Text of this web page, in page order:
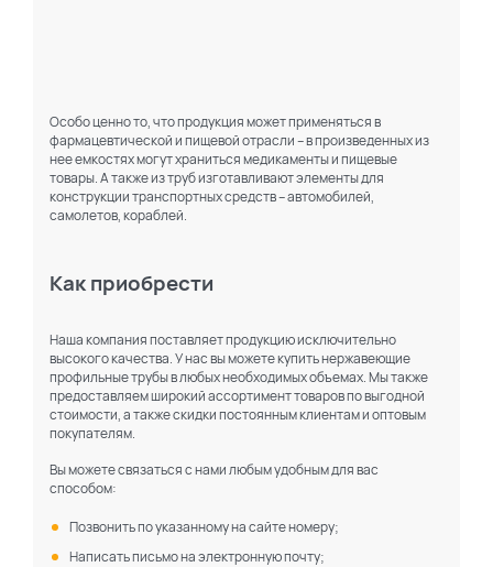
Особо ценно то, что продукция может применяться в
фармацевтической и пищевой отрасли – в произведенных из
нее емкостях могут храниться медикаменты и пищевые
товары. А также из труб изготавливают элементы для
конструкции транспортных средств – автомобилей,
самолетов, кораблей.
Как приобрести
Наша компания поставляет продукцию исключительно
высокого качества. У нас вы можете купить нержавеющие
профильные трубы в любых необходимых объемах. Мы также
предоставляем широкий ассортимент товаров по выгодной
стоимости, а также скидки постоянным клиентам и оптовым
покупателям.
Вы можете связаться с нами любым удобным для вас
способом:
Позвонить по указанному на сайте номеру;
Написать письмо на электронную почту;